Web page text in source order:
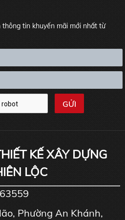
thông tin khuyến mãi mới nhất từ
KẾ XÂY DỰNG
LỘC
Phường An Khánh,